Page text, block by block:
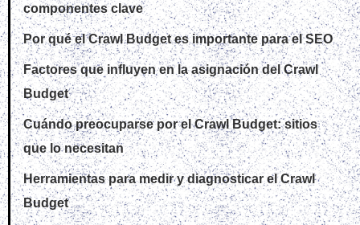
componentes clave
Por qué el Crawl Budget es importante para el SEO
Factores que influyen en la asignación del Crawl
Budget
Cuándo preocuparse por el Crawl Budget: sitios
que lo necesitan
Herramientas para medir y diagnosticar el Crawl
Budget